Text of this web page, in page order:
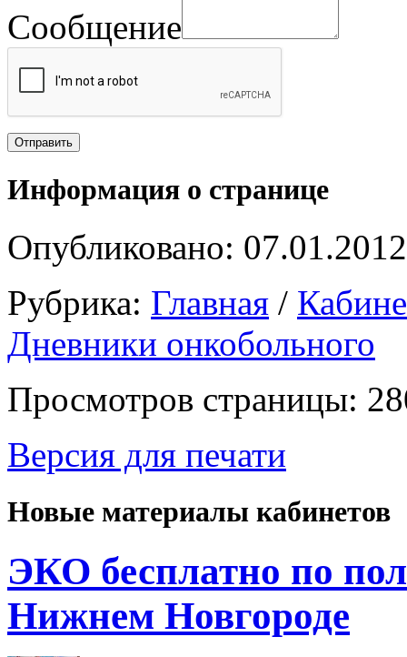
Сообщение
Информация о странице
Опубликовано: 07.01.2012
Рубрика: Главная /
Дневники онкобольного
Просмотров страницы:
Версия для печати
Новые материалы кабинетов
ЭКО бесплатно по
Нижнем Новгороде